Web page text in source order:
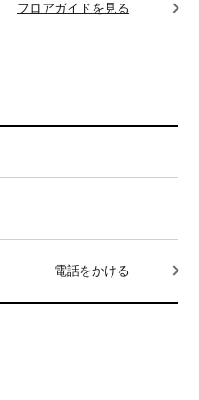
フロアガイドを見る
電話をかける